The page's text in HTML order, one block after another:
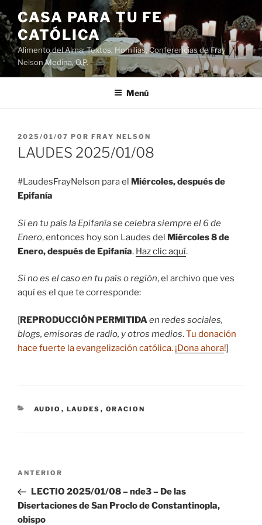
Saltar
al
contenido
CASA PARA TU FE
CATÓLICA
Alimento del Alma: Textos, Homilias, Conferencias de Fray
Nelson Medina, O.P.
Menú
PUBLICADO
EL
2025/01/07 POR FRAY NELSON
LAUDES 2025/01/08
#LaudesFrayNelson para el Miércoles, después de
Epifanía
Si en tu país la Epifanía se celebra siempre el 6 de
Enero, entonces hoy son Laudes del Miércoles 8 de
Enero, después de Epifanía. Haz clic aquí.
Si no es el caso en tu país o región, el archivo que ves
aquí es el que te corresponde:
[REPRODUCCIÓN PERMITIDAen redes sociales,
blogs, emisoras de radio, y otros medios.Tu donación
hace fuerte la evangelización católica. ¡Dona ahora!]
CATEGORÍAS
AUDIO , LAUDES , ORACION
Navegación
entradas
Entrada
anterior:
ANTERIOR
LECTIO 2025/01/08 – nde3 – De las
Disertaciones de San Proclo de Constantinopla,
obispo